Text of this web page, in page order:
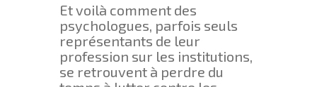
Et voilà comment des
psychologues, parfois seuls
représentants de leur
profession sur les institutions,
se retrouvent à perdre du